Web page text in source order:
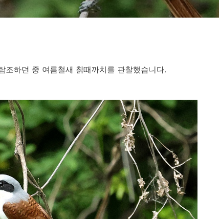
조하던 중 여름철새 칡때까치를 관찰했습니다.